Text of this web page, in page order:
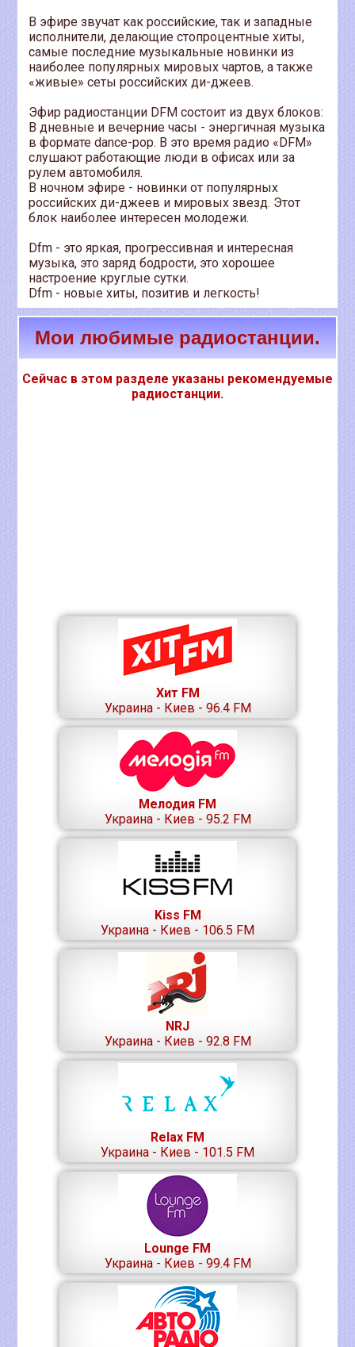
В эфире звучат как российские, так и западные
исполнители, делающие стопроцентные хиты,
самые последние музыкальные новинки из
наиболее популярных мировых чартов, а также
«живые» сеты российских ди-джеев.
Эфир радиостанции DFM состоит из двух блоков:
В дневные и вечерние часы - энергичная музыка
в формате dance-pop. В это время радио «DFM»
слушают работающие люди в офисах или за
рулем автомобиля.
В ночном эфире - новинки от популярных
российских ди-джеев и мировых звезд. Этот
блок наиболее интересен молодежи.
Dfm - это яркая, прогрессивная и интересная
музыка, это заряд бодрости, это хорошее
настроение круглые сутки.
Dfm - новые хиты, позитив и легкость!
Мои любимые радиостанции.
Сейчас в этом разделе указаны рекомендуемые
радиостанции.
Хит FM
Украина - Киев - 96.4 FM
Мелодия FM
Украина - Киев - 95.2 FM
Kiss FM
Украина - Киев - 106.5 FM
NRJ
Украина - Киев - 92.8 FM
Relax FM
Украина - Киев - 101.5 FM
Lounge FM
Украина - Киев - 99.4 FM